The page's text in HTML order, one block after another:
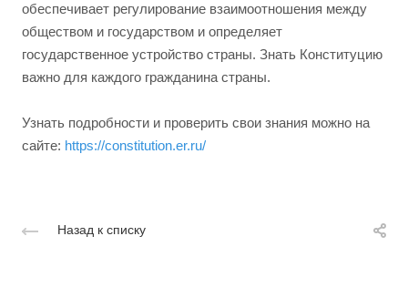
обеспечивает регулирование взаимоотношения между
обществом и государством и определяет
государственное устройство страны. Знать Конституцию
важно для каждого гражданина страны.
Узнать подробности и проверить свои знания можно на
сайте: https://constitution.er.ru/
Назад к списку